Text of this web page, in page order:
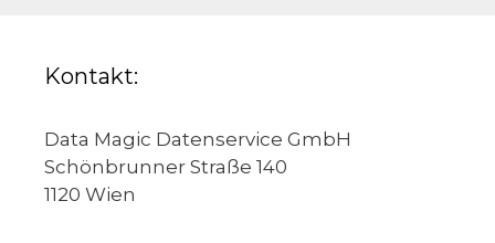
Kontakt:
Data Magic Datenservice GmbH
Schönbrunner Straße 140
1120 Wien